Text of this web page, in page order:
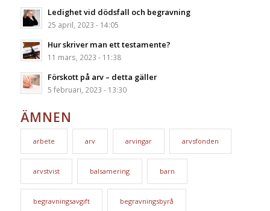
Ledighet vid dödsfall och begravning
25 april, 2023 - 14:05
Hur skriver man ett testamente?
11 mars, 2023 - 11:38
Förskott på arv – detta gäller
5 februari, 2023 - 13:30
ÄMNEN
arbete arv arvingar arvsfonden
arvstvist balsamering barn
begravningsavgift begravningsbyrå